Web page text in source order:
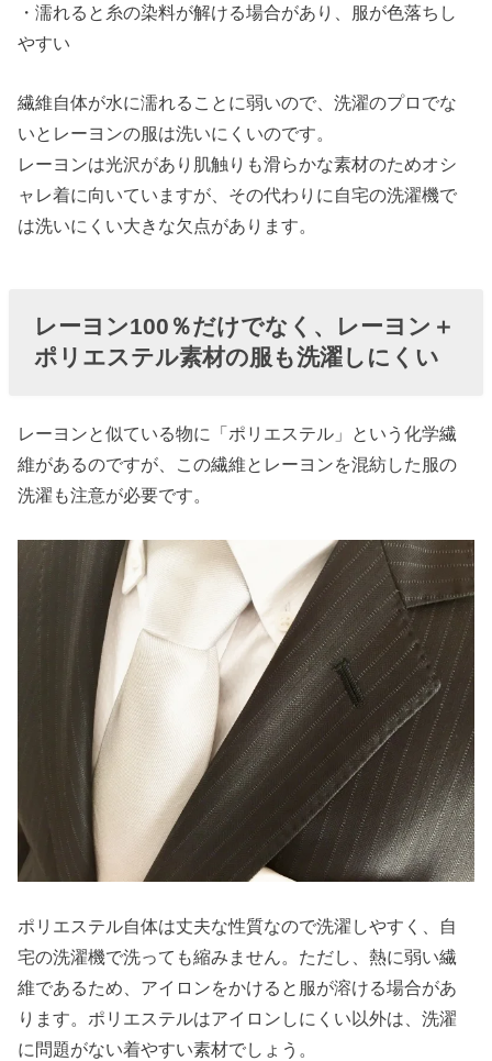
・濡れると糸の染料が解ける場合があり、服が色落ちし
やすい
繊維自体が水に濡れることに弱いので、洗濯のプロでな
いとレーヨンの服は洗いにくいのです。
レーヨンは光沢があり肌触りも滑らかな素材のためオシ
ャレ着に向いていますが、その代わりに自宅の洗濯機で
は洗いにくい大きな欠点があります。
レーヨン100％だけでなく、レーヨン＋
ポリエステル素材の服も洗濯しにくい
レーヨンと似ている物に「ポリエステル」という化学繊
維があるのですが、この繊維とレーヨンを混紡した服の
洗濯も注意が必要です。
ポリエステル自体は丈夫な性質なので洗濯しやすく、自
宅の洗濯機で洗っても縮みません。ただし、熱に弱い繊
維であるため、アイロンをかけると服が溶ける場合があ
ります。ポリエステルはアイロンしにくい以外は、洗濯
に問題がない着やすい素材でしょう。